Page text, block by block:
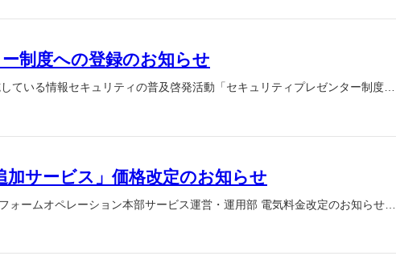
制度への登録のお知らせ
ている情報セキュリティの普及啓発活動「セキュリティプレゼンター制度…
サービス」価格改定のお知らせ
ォームオペレーション本部サービス運営・運用部 電気料金改定のお知らせ…